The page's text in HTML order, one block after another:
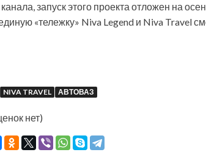
запуск этого проекта отложен на
«тележку» Niva Legend и Niva Travel
NIVA TRAVEL АВТОВАЗ
нет)